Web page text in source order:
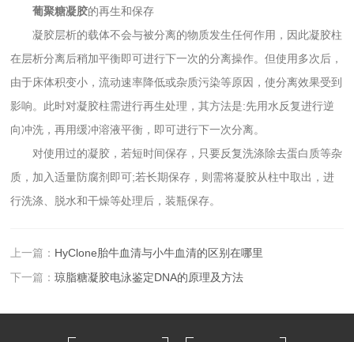
葡聚糖凝胶的再生和保存
凝胶层析的载体不会与被分离的物质发生任何作用，因此凝胶柱
在层析分离后稍加平衡即可进行下一次的分离操作。但使用多次后，
由于床体积变小，流动速率降低或杂质污染等原因，使分离效果受到
影响。此时对凝胶柱需进行再生处理，其方法是:先用水反复进行逆
向冲洗，再用缓冲溶液平衡，即可进行下一次分离。
对使用过的凝胶，若短时间保存，只要反复洗涤除去蛋白质等杂
质，加入适量防腐剂即可;若长期保存，则需将凝胶从柱中取出，进
行洗涤、脱水和干燥等处理后，装瓶保存。
上一篇： HyClone胎牛血清与小牛血清的区别在哪里
下一篇：琼脂糖凝胶电泳鉴定DNA的原理及方法